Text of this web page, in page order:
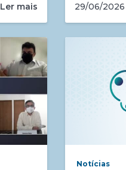
Ler mais 29/06/2026
Notícias